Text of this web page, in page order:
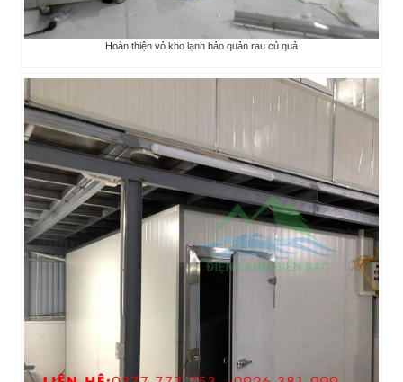
Hoàn thiện vỏ kho lạnh bảo quản rau củ quả